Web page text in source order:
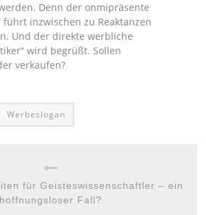
Denn der onmipräsente
führt inzwischen zu Reaktanzen
Und der direkte werbliche
wird begrüßt. Sollen
verkaufen?
Werbeslogan
für Geisteswissenschaftler – ein
hoffnungsloser Fall?